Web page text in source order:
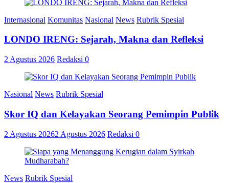
Internasional Komunitas Nasional News Rubrik Spesial
LONDO IRENG: Sejarah, Makna dan Refleksi
2 Agustus 2026 Redaksi 0
Nasional News Rubrik Spesial
Skor IQ dan Kelayakan Seorang Pemimpin Publik
2 Agustus 20262 Agustus 2026 Redaksi 0
News Rubrik Spesial